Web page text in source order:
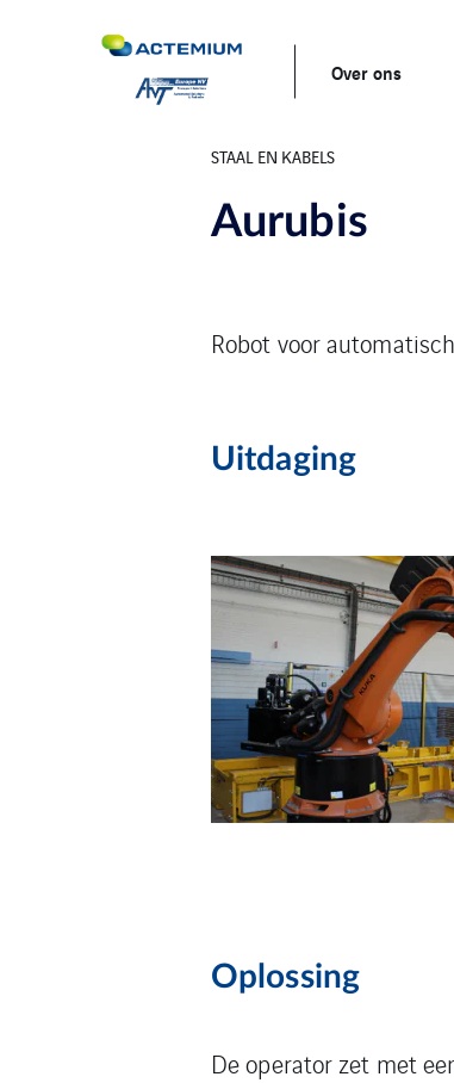
Over ons
STAAL EN KABELS
Aurubis
Robot voor
Uitdaging
Oplossing
De operator zet met